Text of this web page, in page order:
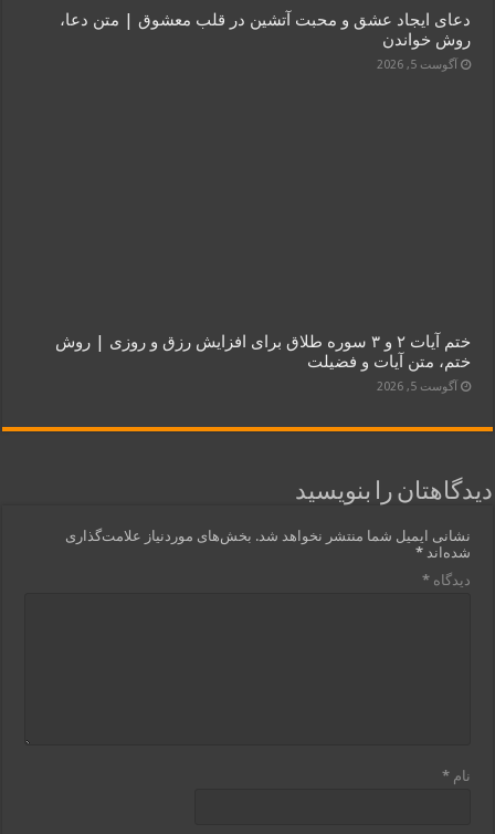
دعای ایجاد عشق و محبت آتشین در قلب معشوق | متن دعا،
روش خواندن
آگوست 5, 2026
ختم آیات ۲ و ۳ سوره طلاق برای افزایش رزق و روزی | روش
ختم، متن آیات و فضیلت
آگوست 5, 2026
دیدگاهتان را بنویسید
نشانی ایمیل شما منتشر نخواهد شد. بخش‌های موردنیاز علامت‌گذاری
شده‌اند*
دیدگاه*
نام*